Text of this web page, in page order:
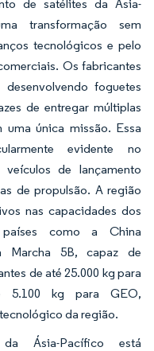
de satélites da Ásia-
transformação sem
tecnológicos e pelo
Os fabricantes
foguetes
de entregar múltiplas
única missão. Essa
evidente no
de lançamento
de propulsão. A região
nas capacidades dos
como a China
Marcha 5B, capaz de
de até 25.000 kg para
5.100 kg para GEO,
da região.
Ásia-Pacífico está